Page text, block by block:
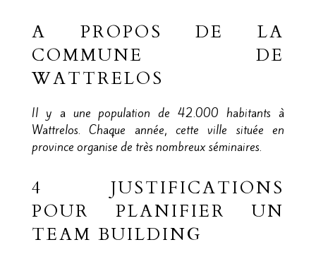
A PROPOS DE LA
COMMUNE DE
WATTRELOS
Il y a une population de 42.000 habitants à
Wattrelos. Chaque année, cette ville située en
province organise de très nombreux séminaires.
4 JUSTIFICATIONS
POUR PLANIFIER UN
TEAM BUILDING